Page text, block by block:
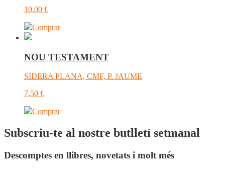
10,00 €
Comprar
NOU TESTAMENT
SIDERA PLANA, CMF, P. JAUME
7,50 €
Comprar
Subscriu-te al nostre butlletí setmanal
Descomptes en llibres, novetats i molt més